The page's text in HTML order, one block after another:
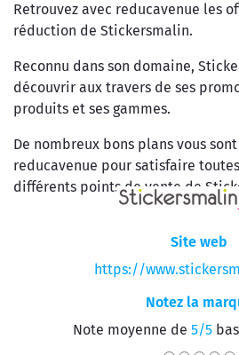
Retrouvez avec reducavenue les
réduction de Stickersmalin.
Reconnu dans son domaine,
découvrir aux travers de ses
produits et ses gammes.
De nombreux bons plans vous
reducavenue pour satisfaire
différents points de vente de
Site web
https://
Notez la
Note moyenne de 5/5